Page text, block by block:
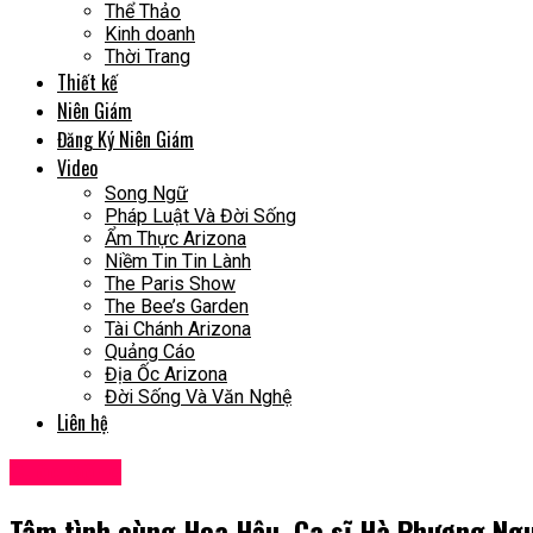
Thể Thảo
Kinh doanh
Thời Trang
Thiết kế
Niên Giám
Đăng Ký Niên Giám
Video
Song Ngữ
Pháp Luật Và Đời Sống
Ẩm Thực Arizona
Niềm Tin Tin Lành
The Paris Show
The Bee’s Garden
Tài Chánh Arizona
Quảng Cáo
Địa Ốc Arizona
Đời Sống Và Văn Nghệ
Liên hệ